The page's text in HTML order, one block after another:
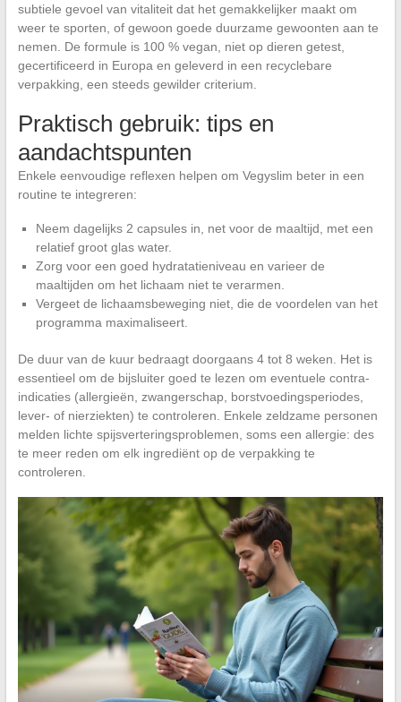
subtiele gevoel van vitaliteit dat het gemakkelijker maakt om
weer te sporten, of gewoon goede duurzame gewoonten aan te
nemen. De formule is 100 % vegan, niet op dieren getest,
gecertificeerd in Europa en geleverd in een recyclebare
verpakking, een steeds gewilder criterium.
Praktisch gebruik: tips en
aandachtspunten
Enkele eenvoudige reflexen helpen om Vegyslim beter in een
routine te integreren:
Neem dagelijks 2 capsules in, net voor de maaltijd, met een
relatief groot glas water.
Zorg voor een goed hydratatieniveau en varieer de
maaltijden om het lichaam niet te verarmen.
Vergeet de lichaamsbeweging niet, die de voordelen van het
programma maximaliseert.
De duur van de kuur bedraagt doorgaans 4 tot 8 weken. Het is
essentieel om de bijsluiter goed te lezen om eventuele contra-
indicaties (allergieën, zwangerschap, borstvoedingsperiodes,
lever- of nierziekten) te controleren. Enkele zeldzame personen
melden lichte spijsverteringsproblemen, soms een allergie: des
te meer reden om elk ingrediënt op de verpakking te
controleren.